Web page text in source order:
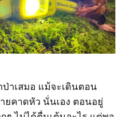
าเสมอ แม้จะเดินตอน
ยคาดหัว นั่นเอง ตอนอยู่